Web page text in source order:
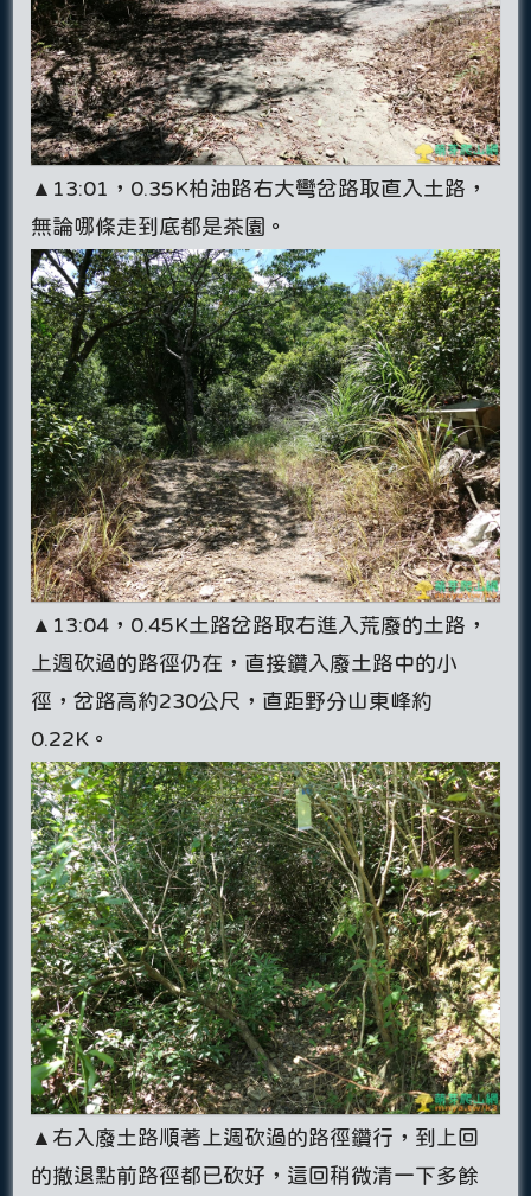
▲13:01，0.35K柏油路右大彎岔路取直入土路，
無論哪條走到底都是茶園。
▲13:04，0.45K土路岔路取右進入荒廢的土路，
上週砍過的路徑仍在，直接鑽入廢土路中的小
徑，岔路高約230公尺，直距野分山東峰約
0.22K。
▲右入廢土路順著上週砍過的路徑鑽行，到上回
的撤退點前路徑都已砍好，這回稍微清一下多餘